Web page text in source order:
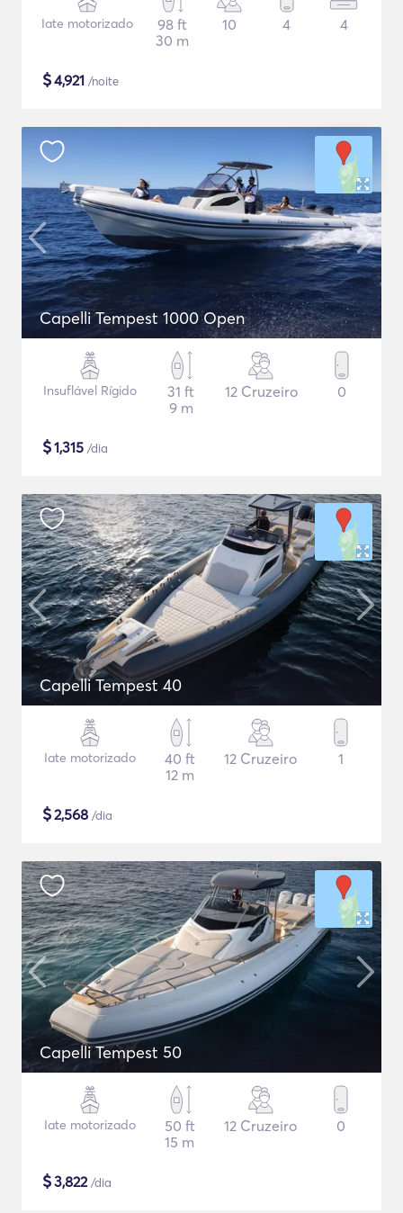
Iate motorizado
98 ft
30 m
10 4 4
$4,921 /noite
Capelli Tempest 1000 Open
Insuflável Rígido
31 ft
9 m
12 Cruzeiro 0
$1,315 /dia
Capelli Tempest 40
Iate motorizado
40 ft
12 m
12 Cruzeiro 1
$2,568 /dia
Capelli Tempest 50
Iate motorizado
50 ft
15 m
12 Cruzeiro 0
$3,822/dia